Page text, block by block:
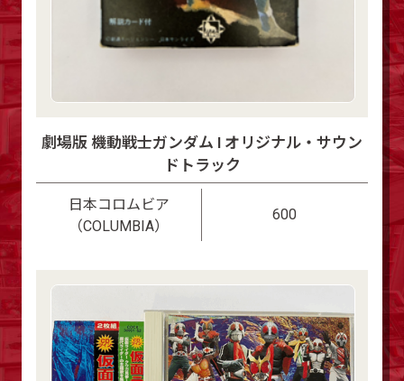
劇場版 機動戦士ガンダム I オリジナル・サウン
ドトラック
日本コロムビア
（COLUMBIA）
600